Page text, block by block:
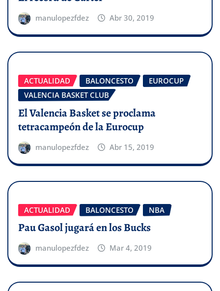
manulopezfdez Abr 30, 2019
ACTUALIDAD BALONCESTO
EUROCUP
VALENCIA BASKET CLUB
El Valencia Basket se proclama
tetracampeón de la Eurocup
manulopezfdez Abr 15, 2019
ACTUALIDAD BALONCESTO NBA
Pau Gasol jugará en los Bucks
manulopezfdez Mar 4, 2019